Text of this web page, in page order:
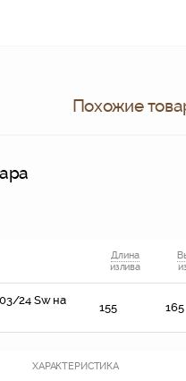
Похожие
Длина
излива
24 Sw на
155 165
ХАРАКТЕРИСТИКА